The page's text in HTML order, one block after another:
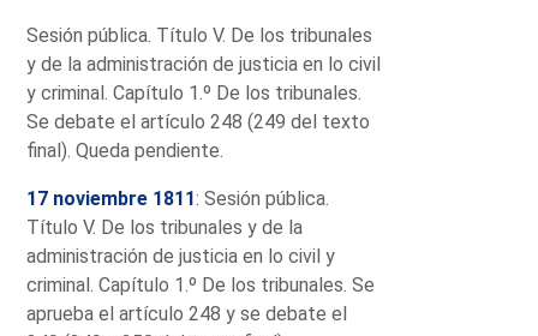
Sesión pública. Título V. De los tribunales
y de la administración de justicia en lo civil
y criminal. Capítulo 1.º De los tribunales.
Se debate el artículo 248 (249 del texto
final). Queda pendiente.
17 noviembre 1811: Sesión pública.
Título V. De los tribunales y de la
administración de justicia en lo civil y
criminal. Capítulo 1.º De los tribunales. Se
aprueba el artículo 248 y se debate el